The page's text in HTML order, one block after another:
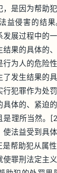
是因为帮助
益侵害的结
展过程中的
果的具体的
为人的危险
发生结果的
犯罪作为处
体的、紧迫
是理所当然。
法益受到具
帮助犯从属性
罪刑法定主